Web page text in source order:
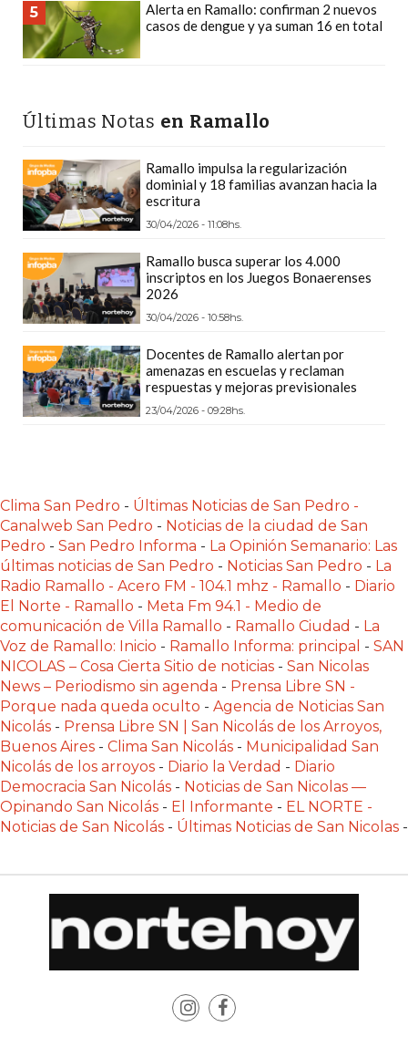
WHATSAPP
TIENDA
EN
CHANGUITO.COM.AR
VS
OTRAS
PLATAFORMAS
DE
VENTA
POR
WHATSAPP
CÓMO
RECIBIR
PEDIDOS
LA
GUÍA
DEFINITIVA
PARA
RESTAURANTES
DELIVERIES
CREAR
UNA
TIENDA
ONLINE:
¿CUÁL
ES
LA
PLATAFORMA?
TIENDA
ONLINE
5
Alerta en Ramallo: confirman 2 nuevos
casos de dengue y ya suman 16 en total
Últimas Notas en Ramallo
Ramallo impulsa la regularización
dominial y 18 familias avanzan hacia la
escritura
30/04/2026 - 11:08hs.
Ramallo busca superar los 4.000
inscriptos en los Juegos Bonaerenses
2026
30/04/2026 - 10:58hs.
Docentes de Ramallo alertan por
amenazas en escuelas y reclaman
respuestas y mejoras previsionales
23/04/2026 - 09:28hs.
Clima San Pedro - Últimas Noticias de San Pedro -
Canalweb San Pedro - Noticias de la ciudad de San
Pedro - San Pedro Informa - La Opinión Semanario: Las
últimas noticias de San Pedro - Noticias San Pedro - La
Radio Ramallo - Acero FM - 104.1 mhz - Ramallo - Diario
El Norte - Ramallo - Meta Fm 94.1 - Medio de
comunicación de Villa Ramallo - Ramallo Ciudad - La
Voz de Ramallo: Inicio - Ramallo Informa: principal - SAN
NICOLAS – Cosa Cierta Sitio de noticias - San Nicolas
News – Periodismo sin agenda - Prensa Libre SN -
Porque nada queda oculto - Agencia de Noticias San
Nicolás - Prensa Libre SN | San Nicolás de los Arroyos,
Buenos Aires - Clima San Nicolás - Municipalidad San
Nicolás de los arroyos - Diario la Verdad - Diario
Democracia San Nicolás - Noticias de San Nicolas —
Opinando San Nicolás - El Informante - EL NORTE -
Noticias de San Nicolás - Últimas Noticias de San Nicolas -